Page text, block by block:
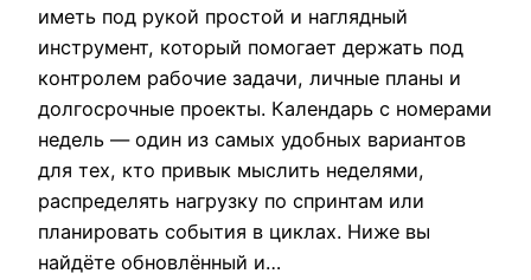
иметь под рукой простой и наглядный
инструмент, который помогает держать под
контролем рабочие задачи, личные планы и
долгосрочные проекты. Календарь с номерами
недель — один из самых удобных вариантов
для тех, кто привык мыслить неделями,
распределять нагрузку по спринтам или
планировать события в циклах. Ниже вы
найдёте обновлённый и…